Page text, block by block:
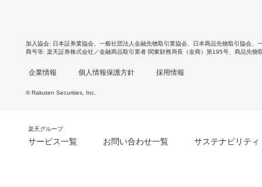
加入協会 日本証券業協会、 一般社団法人金融先物取引業協会、 日本商品先物取引協会、
商号等 楽天証券株式会社／金融商品取引業者 関東財務局長（金商）第195号、商品先物
企業情報 個人情報保護方針 採用情報
© Rakuten Securities, Inc.
楽天グループ
サービス一覧 お問い合わせ一覧 サステナビリティ